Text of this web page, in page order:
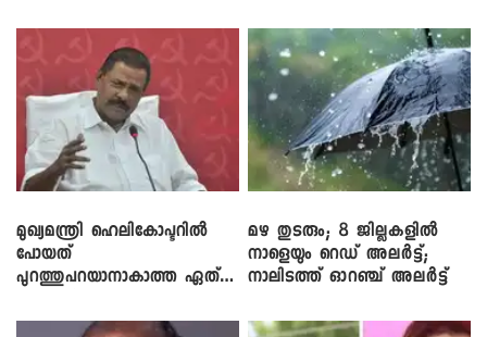
മുഖ്യമന്ത്രി ഹെലികോപ്ടറിൽ
പോയത്
പുറത്തുപറയാനാകാത്ത ഏത്
മഴ തുടരും; 8 ജില്ലകളിൽ
നാളെയും റെഡ് അലർട്ട്;
നാലിടത്ത് ഓറഞ്ച് അലർട്ട്